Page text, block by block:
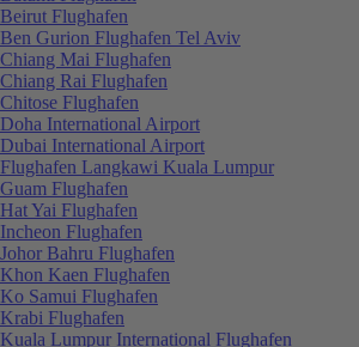
Beirut Flughafen
Ben Gurion Flughafen Tel Aviv
Chiang Mai Flughafen
Chiang Rai Flughafen
Chitose Flughafen
Doha International Airport
Dubai International Airport
Flughafen Langkawi Kuala Lumpur
Guam Flughafen
Hat Yai Flughafen
Incheon Flughafen
Johor Bahru Flughafen
Khon Kaen Flughafen
Ko Samui Flughafen
Krabi Flughafen
Kuala Lumpur International Flughafen